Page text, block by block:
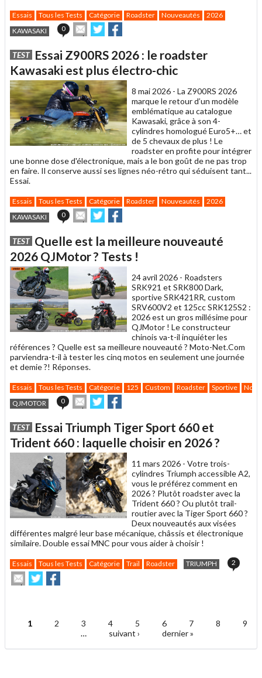
Essais Tous les Tests Catégorie Roadster Nouveautés
2026
KAWASAKI
0
Envoyer
cet
à
un
ami
Partager
sur sur
TEST Essai Z900RS 2026 : le roadster
Kawasaki est plus électro-chic
8 mai 2026 - La Z900RS 2026
marque le retour d’un modèle
emblématique au catalogue
Kawasaki, grâce à son 4-
cylindres homologué Euro5+… et
de 5 chevaux de plus ! Le
roadster en profite pour intégrer
une bonne dose d'électronique, mais a le bon goût de ne pas trop
en faire. Il conserve aussi ses lignes néo-rétro qui séduisent tant...
Essai.
Essais Tous les Tests Catégorie Roadster Nouveautés
2026
KAWASAKI
0
Envoyer
cet
à
un
ami
Partager
sur sur
TEST Quelle est la meilleure nouveauté
2026 QJMotor ? Tests !
24 avril 2026 - Roadsters
SRK921 et SRK800 Dark,
sportive SRK421RR, custom
SRV600V2 et 125cc SRK125S2 :
2026 est un gros millésime pour
QJMotor ! Le constructeur
chinois va-t-il inquiéter les
références ? Quelle est sa meilleure nouveauté ? Moto-Net.Com
parviendra-t-il à tester les cinq motos en seulement une journée
et demie ?! Réponses.
Essais Tous les Tests Catégorie 125 Custom Roadster Sportive
QJMOTOR
0
Envoyer
cet
à
un
ami
Partager
sur sur
TEST Essai Triumph Tiger Sport 660 et
Trident 660 : laquelle choisir en 2026 ?
11 mars 2026 - Votre trois-
cylindres Triumph accessible A2,
vous le préférez comment en
2026 ? Plutôt roadster avec la
Trident 660 ? Ou plutôt trail-
routier avec la Tiger Sport 660 ?
Deux nouveautés aux visées
différentes malgré leur base mécanique, châssis et électronique
similaire. Double essai MNC pour vous aider à choisir !
Essais Tous les Tests Catégorie Trail Roadster TRIUMPH 2
Envoyer
cet
Partager
sur
sur
Pages
1 2 3 4 5 6 7 8
9
…
suivant › dernier »